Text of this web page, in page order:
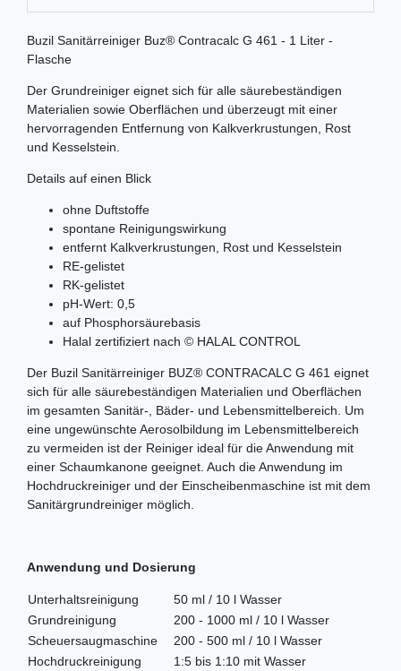
Buzil Sanitärreiniger Buz® Contracalc G 461 - 1 Liter -
Flasche
Der Grundreiniger eignet sich für alle säurebeständigen
Materialien sowie Oberflächen und überzeugt mit einer
hervorragenden Entfernung von Kalkverkrustungen, Rost
und Kesselstein.
Details auf einen Blick
ohne Duftstoffe
spontane Reinigungswirkung
entfernt Kalkverkrustungen, Rost und Kesselstein
RE-gelistet
RK-gelistet
pH-Wert: 0,5
auf Phosphorsäurebasis
Halal zertifiziert nach © HALAL CONTROL
Der Buzil Sanitärreiniger BUZ® CONTRACALC G 461 eignet
sich für alle säurebeständigen Materialien und Oberflächen
im gesamten Sanitär-, Bäder- und Lebensmittelbereich. Um
eine ungewünschte Aerosolbildung im Lebensmittelbereich
zu vermeiden ist der Reiniger ideal für die Anwendung mit
einer Schaumkanone geeignet. Auch die Anwendung im
Hochdruckreiniger und der Einscheibenmaschine ist mit dem
Sanitärgrundreiniger möglich.
Anwendung und Dosierung
Unterhaltsreinigung
50 ml / 10 l Wasser
Grundreinigung
200 - 1000 ml / 10 l Wasser
Scheuersaugmaschine
200 - 500 ml / 10 l Wasser
Hochdruckreinigung
1:5 bis 1:10 mit Wasser